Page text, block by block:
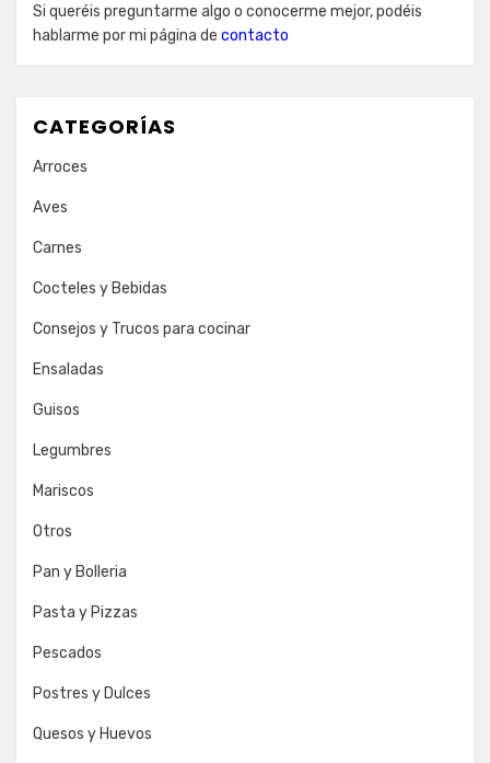
Si queréis preguntarme algo o conocerme mejor, podéis
hablarme por mi página de contacto
CATEGORÍAS
Arroces
Aves
Carnes
Cocteles y Bebidas
Consejos y Trucos para cocinar
Ensaladas
Guisos
Legumbres
Mariscos
Otros
Pan y Bolleria
Pasta y Pizzas
Pescados
Postres y Dulces
Quesos y Huevos